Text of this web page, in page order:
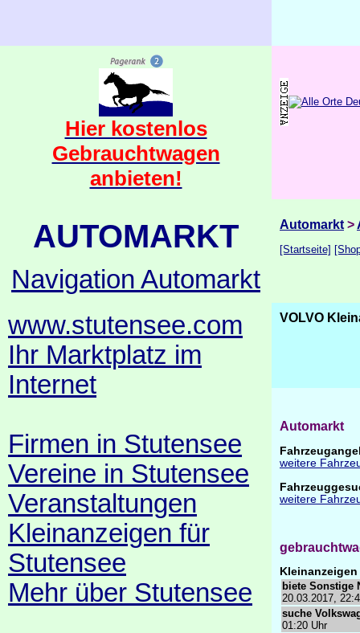
Hier kostenlos
Gebrauchtwagen
anbieten!
AUTOMARKT
Navigation Automarkt
Automarkt >
[Startseite]
www.stutensee.com
Ihr Marktplatz im
Internet
Firmen in Stutensee
Vereine in Stutensee
Veranstaltungen
Kleinanzeigen für
Stutensee
Mehr über Stutensee
VOLVO
Automarkt
weitere
weitere
biete Sonstige
20.03.2017,
suche
01:20 Uhr